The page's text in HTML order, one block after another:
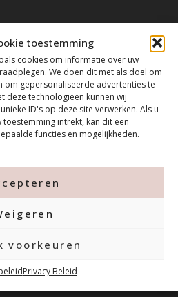
toestemming
cookies om informatie over uw
We doen dit met als doel om
om gepersonaliseerde advertenties te
deze technologieën kunnen wij
ID's op deze site verwerken. Als u
intrekt, kan dit een
functies en mogelijkheden.
voorkeuren
Privacy Beleid
Delft